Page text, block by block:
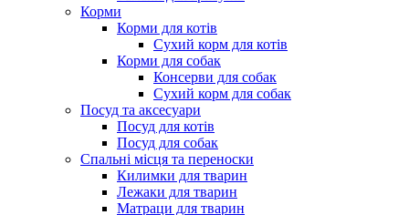
Корми
Корми для котів
Сухий корм для котів
Корми для собак
Консерви для собак
Сухий корм для собак
Посуд та аксесуари
Посуд для котів
Посуд для собак
Спальні місця та переноски
Килимки для тварин
Лежаки для тварин
Матраци для тварин